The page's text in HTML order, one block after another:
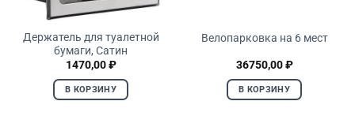
Держатель для туалетной
бумаги, Сатин
1470,00₽
В КОРЗИНУ
Велопарковка на 6 мест
36750,00₽
В КОРЗИНУ